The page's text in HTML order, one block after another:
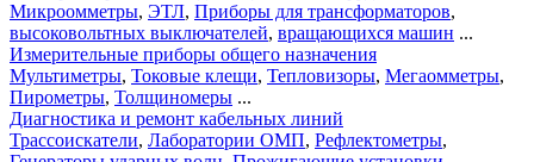
Микроомметры, ЭТЛ, Приборы для трансформаторов,
высоковольтных выключателей, вращающихся машин ...
Измерительные приборы общего назначения
Мультиметры, Токовые клещи, Тепловизоры, Мегаомметры,
Пирометры, Толщиномеры ...
Диагностика и ремонт кабельных линий
Трассоискатели, Лаборатории ОМП, Рефлектометры,